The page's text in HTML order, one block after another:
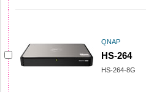
QNAP
HS-264
HS-264-8G